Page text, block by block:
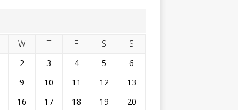
W T F S
S
2 3 4 5
6
9 10 11 12
13
16 17 18 19
20